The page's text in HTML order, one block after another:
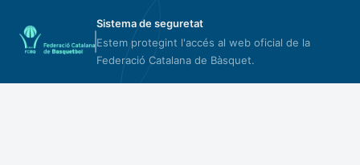
Sistema de seguretat
Estem protegint l'accés al web oficial de la
Federació Catalana de Bàsquet.